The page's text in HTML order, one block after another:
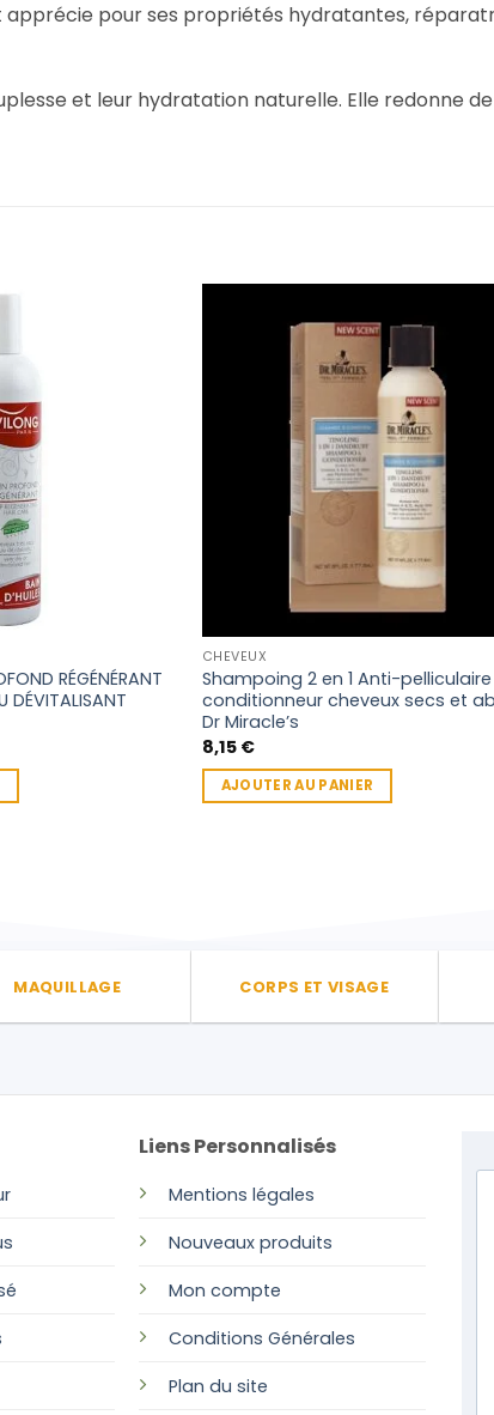
apprécie pour ses propriétés hydratantes,
et leur hydratation naturelle. Elle redonne
RÉGÉNÉRANT
DÉVITALISANT
CHEVEUX
Shampoing 2 en 1 Anti-pelliculaire
conditionneur cheveux secs et
Dr Miracle’s
8,15 €
AJOUTER AU PANIER
MAQUILLAGE CORPS ET VISAGE
Liens Personnalisés
Mentions légales
Nouveaux produits
Mon compte
Conditions Générales
Plan du site